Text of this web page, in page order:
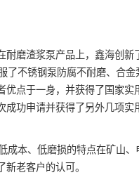
耐磨渣浆泵产品上，鑫海创新
不锈钢泵防腐不耐磨、合金
优点于一身，并获得了国家实
成功申请并获得了另外几项实
成本、低磨损的特点在矿山、
老客户的认可。